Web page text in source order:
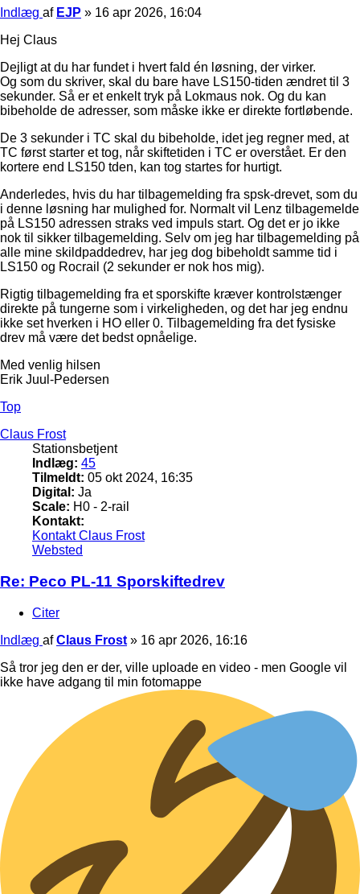
Indlæg af EJP » 16 apr 2026, 16:04
Hej Claus
Dejligt at du har fundet i hvert fald én løsning, der virker.
Og som du skriver, skal du bare have LS150-tiden ændret til 3
sekunder. Så er et enkelt tryk på Lokmaus nok. Og du kan
bibeholde de adresser, som måske ikke er direkte fortløbende.
De 3 sekunder i TC skal du bibeholde, idet jeg regner med, at
TC først starter et tog, når skiftetiden i TC er overstået. Er den
kortere end LS150 tden, kan tog startes for hurtigt.
Anderledes, hvis du har tilbagemelding fra spsk-drevet, som du
i denne løsning har mulighed for. Normalt vil Lenz tilbagemelde
på LS150 adressen straks ved impuls start. Og det er jo ikke
nok til sikker tilbagemelding. Selv om jeg har tilbagemelding på
alle mine skildpaddedrev, har jeg dog bibeholdt samme tid i
LS150 og Rocrail (2 sekunder er nok hos mig).
Rigtig tilbagemelding fra et sporskifte kræver kontrolstænger
direkte på tungerne som i virkeligheden, og det har jeg endnu
ikke set hverken i HO eller 0. Tilbagemelding fra det fysiske
drev må være det bedst opnåelige.
Med venlig hilsen
Erik Juul-Pedersen
Top
Claus Frost
Stationsbetjent
Indlæg: 45
Tilmeldt: 05 okt 2024, 16:35
Digital: Ja
Scale: H0 - 2-rail
Kontakt:
Kontakt Claus Frost
Websted
Re: Peco PL-11 Sporskiftedrev
Citer
Indlæg afClaus Frost » 16 apr 2026, 16:16
Så tror jeg den er der, ville uploade en video - men Google vil
ikke have adgang til min fotomappe